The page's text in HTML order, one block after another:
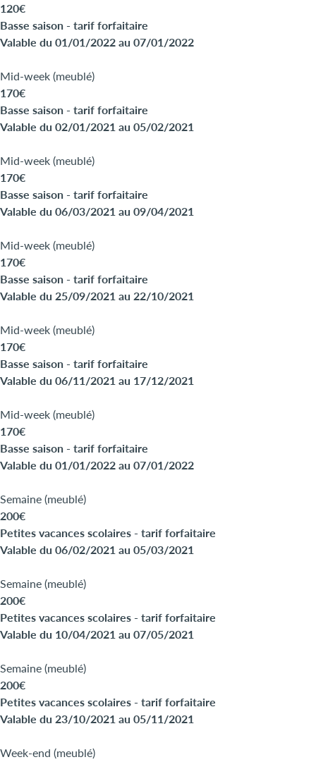
120€
Basse saison - tarif forfaitaire
Valable du 01/01/2022 au 07/01/2022
Mid-week (meublé)
170€
Basse saison - tarif forfaitaire
Valable du 02/01/2021 au 05/02/2021
Mid-week (meublé)
170€
Basse saison - tarif forfaitaire
Valable du 06/03/2021 au 09/04/2021
Mid-week (meublé)
170€
Basse saison - tarif forfaitaire
Valable du 25/09/2021 au 22/10/2021
Mid-week (meublé)
170€
Basse saison - tarif forfaitaire
Valable du 06/11/2021 au 17/12/2021
Mid-week (meublé)
170€
Basse saison - tarif forfaitaire
Valable du 01/01/2022 au 07/01/2022
Semaine (meublé)
200€
Petites vacances scolaires - tarif forfaitaire
Valable du 06/02/2021 au 05/03/2021
Semaine (meublé)
200€
Petites vacances scolaires - tarif forfaitaire
Valable du 10/04/2021 au 07/05/2021
Semaine (meublé)
200€
Petites vacances scolaires - tarif forfaitaire
Valable du 23/10/2021 au 05/11/2021
Week-end (meublé)